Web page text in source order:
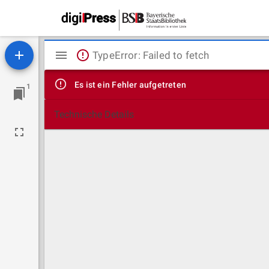
1
Mirador
Viewer
TypeError: Failed to fetch
Es ist ein Fehler aufgetreten
Technische Details